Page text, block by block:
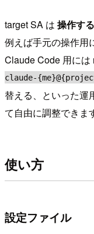
target SA は 操作す
例えば手元の操作用
Claude Code 用には
claude-
替える、といった運
て自由に調整できま
使い方
設定ファイル